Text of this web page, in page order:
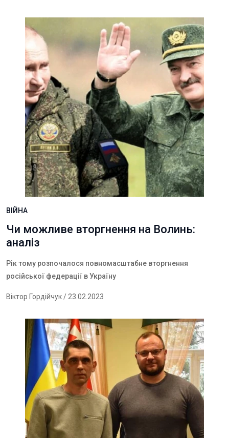
ВІЙНА
Чи можливе вторгнення на Волинь:
аналіз
Рік тому розпочалося повномасштабне вторгнення
російської федерації в Україну
Віктор Гордійчук/ 23.02.2023